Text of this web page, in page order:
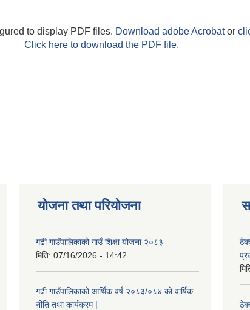
to display PDF files. Download adobe Acrobator
Click here to download the PDF file.
योजना तथा परियोजना
गढी गाउँपालिकाको गाउँ शिक्षा योजना २०८३
मिति: 07/16/2026 - 14:42
गढी गाउँपालिकाको आर्थिक वर्ष २०८३/०८४ को वार्षिक
नीति तथा कार्यक्रम |